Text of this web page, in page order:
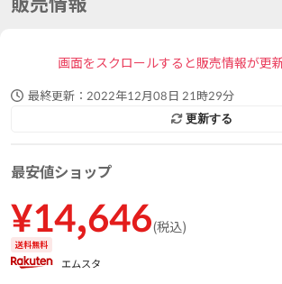
画面をスクロールすると販売情報が更新
最終更新： 2022年12月08日 21時29分
更新する
最安値ショップ
¥14,646(税込)
送料無料
エムスタ